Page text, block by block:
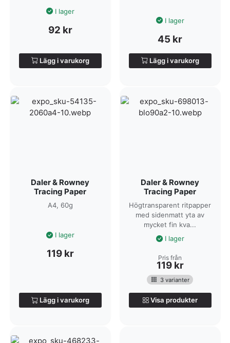
I lager
92 kr
Lägg i varukorg
I lager
45 kr
Lägg i varukorg
Daler & Rowney
Tracing Paper
A4, 60g
I lager
119 kr
Lägg i varukorg
Daler & Rowney
Tracing Paper
Högtransparent ritpapper
med sidenmatt yta av
mycket fin kva...
I lager
Pris från
119 kr
3 varianter
Visa produkter